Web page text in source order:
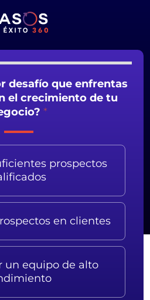
desafío que enfrentas
el crecimiento de tu
*
prospectos
en clientes
un equipo de alto